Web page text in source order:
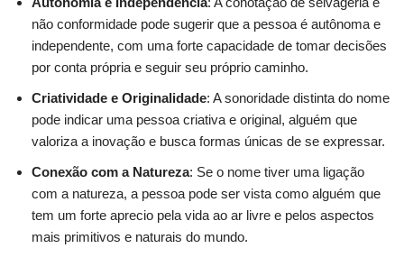
não conformidade pode sugerir que a pessoa é autônoma e
independente, com uma forte capacidade de tomar decisões
por conta própria e seguir seu próprio caminho.
Criatividade e Originalidade: A sonoridade distinta do nome
pode indicar uma pessoa criativa e original, alguém que
valoriza a inovação e busca formas únicas de se expressar.
Conexão com a Natureza: Se o nome tiver uma ligação
com a natureza, a pessoa pode ser vista como alguém que
tem um forte aprecio pela vida ao ar livre e pelos aspectos
mais primitivos e naturais do mundo.